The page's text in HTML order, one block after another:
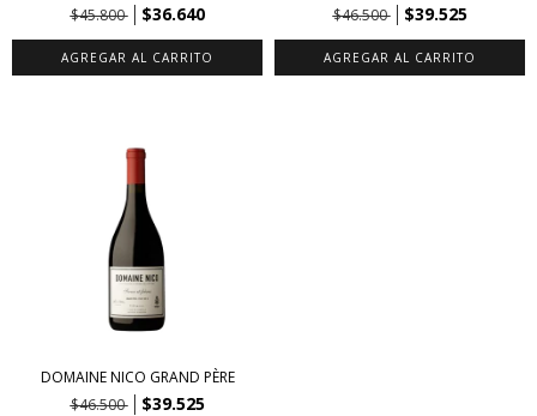
$45.800
$36.640
$46.500
$39.525
DOMAINE NICO GRAND PÈRE
$46.500
$39.525